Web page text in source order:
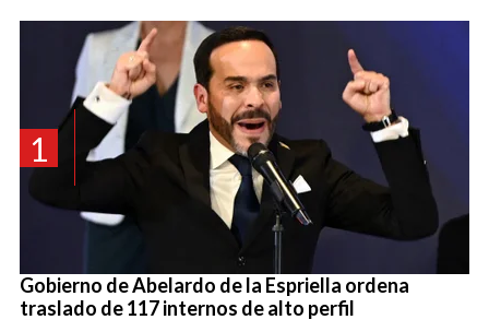
1
Gobierno de Abelardo de la Espriella ordena
traslado de 117 internos de alto perfil